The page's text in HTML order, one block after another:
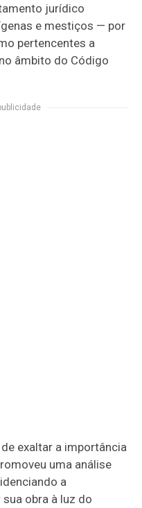
jurídico
e mestiços — por
pertencentes a
âmbito do Código
exaltar a importância
uma análise
a
obra à luz do